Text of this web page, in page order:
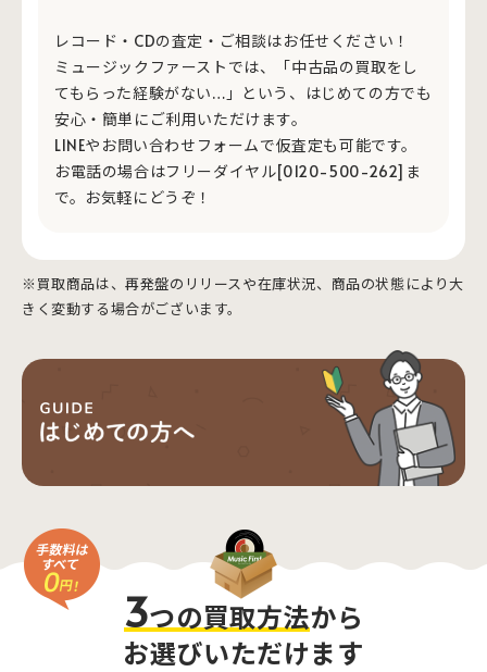
レコード・CDの査定・ご相談はお任せください！
ミュージックファーストでは、「中古品の買取をし
てもらった経験がない…」という、はじめての方でも
安心・簡単にご利用いただけます。
LINEやお問い合わせフォームで仮査定も可能です。
お電話の場合はフリーダイヤル[0120-500-262]ま
で。お気軽にどうぞ！
※買取商品は、再発盤のリリースや在庫状況、商品の状態により大
きく変動する場合がございます。
3つの買取方法から
お選びいただけます